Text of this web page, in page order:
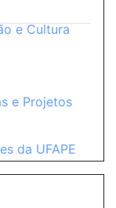
e Cultura
e Projetos
da UFAPE